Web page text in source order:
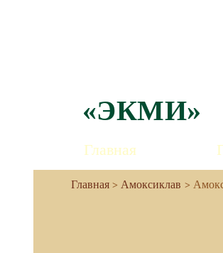
«ЭКМИ»
Главная
Амоксиклав